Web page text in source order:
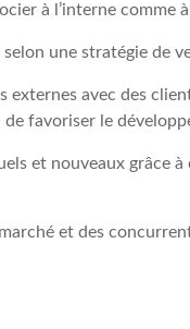
à l’interne comme à
une stratégie de
externes avec des
favoriser le
et nouveaux grâce
et des